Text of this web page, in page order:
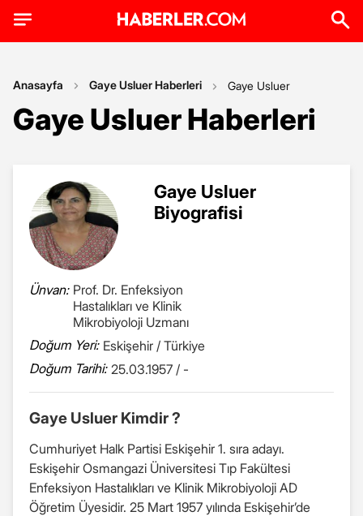
Anasayfa Gaye Usluer Haberleri Gaye Usluer
Gaye Usluer Haberleri
Gaye Usluer
Biyografisi
Ünvan: Prof. Dr. Enfeksiyon
Hastalıkları ve Klinik
Mikrobiyoloji Uzmanı
Doğum Yeri: Eskişehir / Türkiye
Doğum Tarihi: 25.03.1957 / -
Gaye Usluer Kimdir ?
Cumhuriyet Halk Partisi Eskişehir 1. sıra adayı.
Eskişehir Osmangazi Üniversitesi Tıp Fakültesi
Enfeksiyon Hastalıkları ve Klinik Mikrobiyoloji AD
Öğretim Üyesidir. 25 Mart 1957 yılında Eskişehir’de